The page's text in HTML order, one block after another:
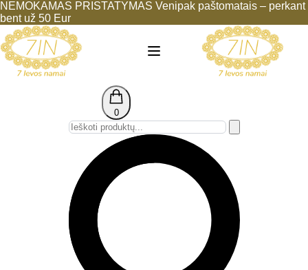
NEMOKAMAS PRISTATYMAS Venipak paštomatais – perkant
bent už 50 Eur
0